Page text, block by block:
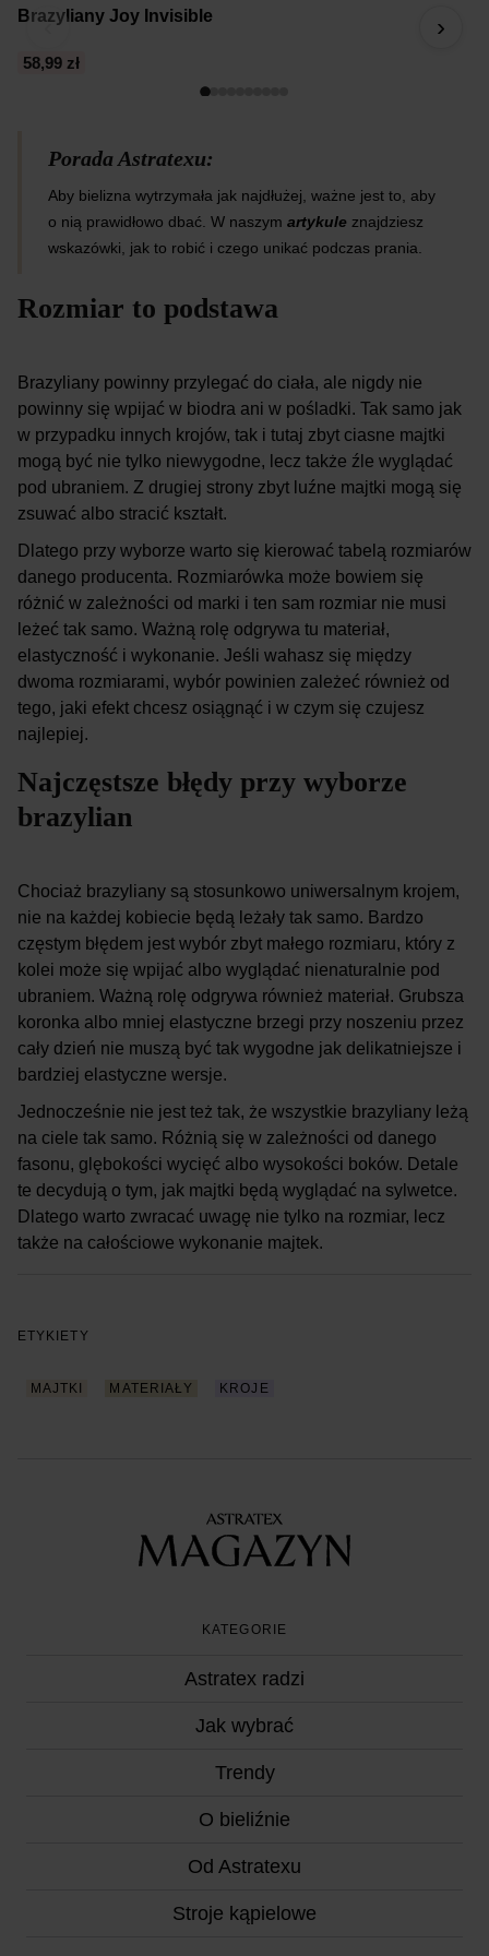
‹
Brazyliany Joy Invisible
58,99 zł
›
Porada Astratexu:
Aby bielizna wytrzymała jak najdłużej, ważne jest to, aby
o nią prawidłowo dbać. W naszym artykule znajdziesz
wskazówki, jak to robić i czego unikać podczas prania.
Rozmiar to podstawa
Brazyliany powinny przylegać do ciała, ale nigdy nie
powinny się wpijać w biodra ani w pośladki. Tak samo jak
w przypadku innych krojów, tak i tutaj zbyt ciasne majtki
mogą być nie tylko niewygodne, lecz także źle wyglądać
pod ubraniem. Z drugiej strony zbyt luźne majtki mogą się
zsuwać albo stracić kształt.
Dlatego przy wyborze warto się kierować tabelą rozmiarów
danego producenta. Rozmiarówka może bowiem się
różnić w zależności od marki i ten sam rozmiar nie musi
leżeć tak samo. Ważną rolę odgrywa tu materiał,
elastyczność i wykonanie. Jeśli wahasz się między
dwoma rozmiarami, wybór powinien zależeć również od
tego, jaki efekt chcesz osiągnąć i w czym się czujesz
najlepiej.
Najczęstsze błędy przy wyborze
brazylian
Chociaż brazyliany są stosunkowo uniwersalnym krojem,
nie na każdej kobiecie będą leżały tak samo. Bardzo
częstym błędem jest wybór zbyt małego rozmiaru, który z
kolei może się wpijać albo wyglądać nienaturalnie pod
ubraniem. Ważną rolę odgrywa również materiał. Grubsza
koronka albo mniej elastyczne brzegi przy noszeniu przez
cały dzień nie muszą być tak wygodne jak delikatniejsze i
bardziej elastyczne wersje.
Jednocześnie nie jest też tak, że wszystkie brazyliany leżą
na ciele tak samo. Różnią się w zależności od danego
fasonu, glębokości wycięć albo wysokości boków. Detale
te decydują o tym, jak majtki będą wyglądać na sylwetce.
Dlatego warto zwracać uwagę nie tylko na rozmiar, lecz
także na całościowe wykonanie majtek.
ETYKIETY
MAJTKI MATERIAŁY KROJE
KATEGORIE
Astratex radzi
Jak wybrać
Trendy
O bieliźnie
Od Astratexu
Stroje kąpielowe